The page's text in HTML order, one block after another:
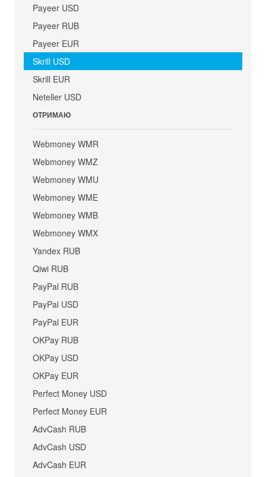
Payeer USD
Payeer RUB
Payeer EUR
Skrill USD
Skrill EUR
Neteller USD
ОТРИМАЮ
Webmoney WMR
Webmoney WMZ
Webmoney WMU
Webmoney WME
Webmoney WMB
Webmoney WMX
Yandex RUB
Qiwi RUB
PayPal RUB
PayPal USD
PayPal EUR
OKPay RUB
OKPay USD
OKPay EUR
Perfect Money USD
Perfect Money EUR
AdvCash RUB
AdvCash USD
AdvCash EUR